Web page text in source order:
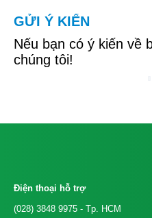
GỬI Ý KIẾN
Nếu bạn có ý kiến về
chúng tôi!
Điện thoại hỗ trợ
(028) 3848 9975 - Tp. HCM